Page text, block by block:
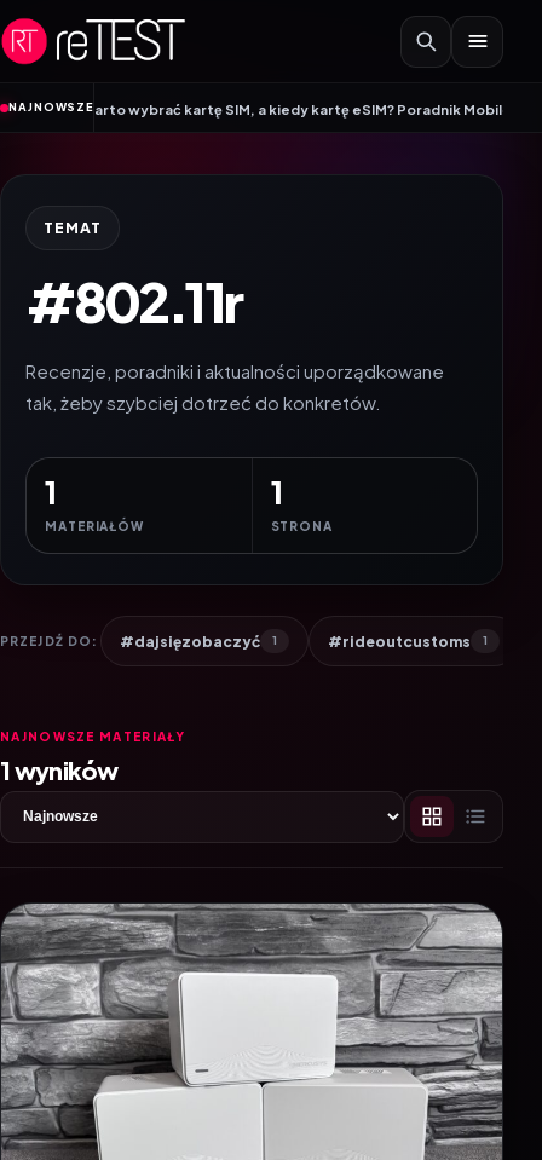
Przejdź do treści
NAJNOWSZE
warto wybrać kartę SIM, a kiedy kartę eSIM? Poradnik Mobile Vikings
TEMAT
#802.11r
Recenzje, poradniki i aktualności uporządkowane
tak, żeby szybciej dotrzeć do konkretów.
1
MATERIAŁÓW
1
STRONA
PRZEJDŹ DO: #dajsięzobaczyć 1 #rideoutcustoms 1
NAJNOWSZE MATERIAŁY
1 wyników